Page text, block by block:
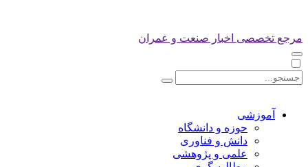
مرجع تخصصی اخبار صنعت و عمران
آموزشی
حوزه و دانشگاه
دانش و فناوری
علمی و پژوهشی